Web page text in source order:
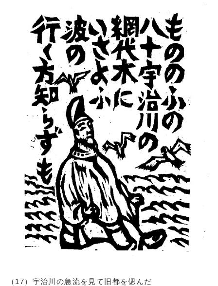
（17）宇治川の急流を見て旧都を偲んだ